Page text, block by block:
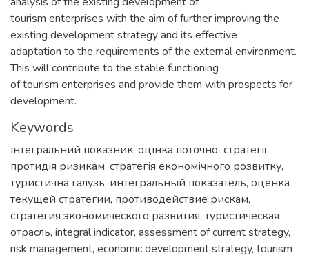
tourism enterprises with the aim of further improving the
existing development strategy and its effective
adaptation to the requirements of the external environment.
This will contribute to the stable functioning
of tourism enterprises and provide them with prospects for
development.
Keywords
інтегральний показник, оцінка поточної стратегії,
протидія ризикам, стратегія економічного розвитку,
туристична галузь, интегральный показатель, оценка
текущей стратегии, противодействие рискам,
стратегия экономического развития, туристическая
отрасль, integral indicator, assessment of current strategy,
risk management, economic development strategy, tourism